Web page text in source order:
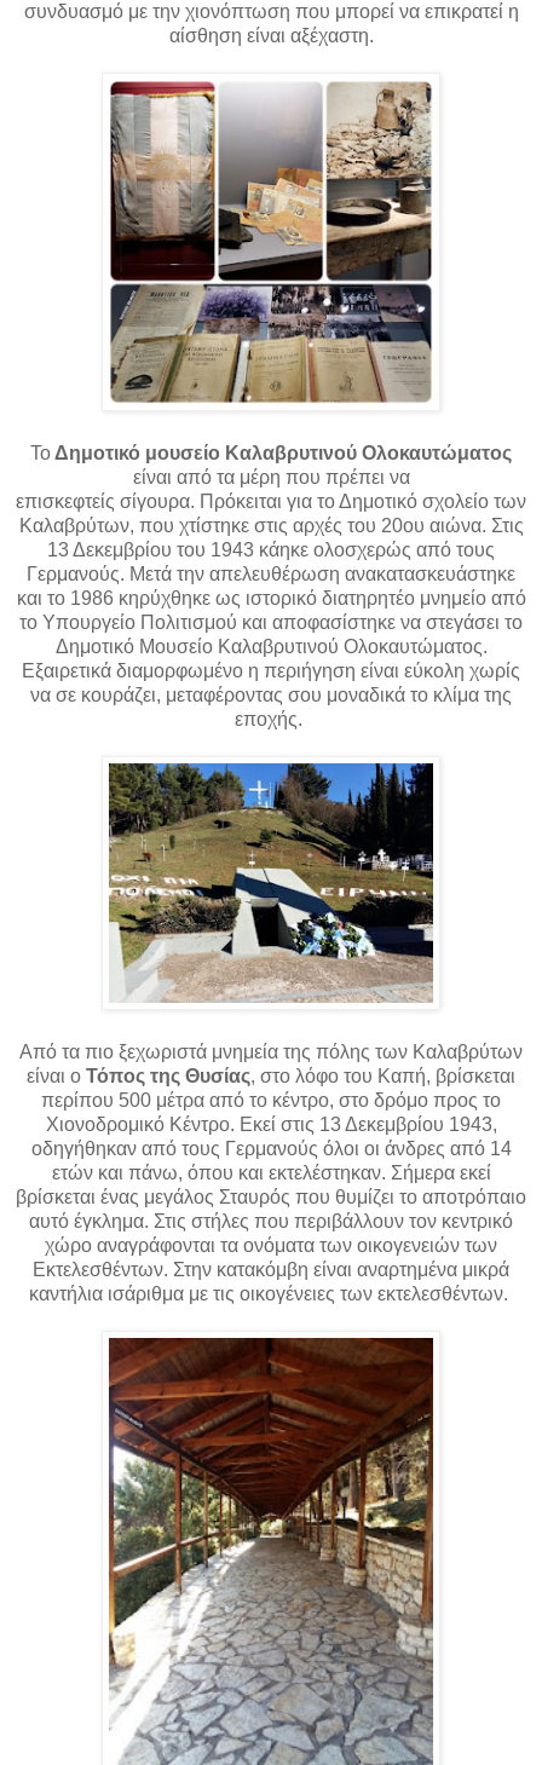
συνδυασμό με την χιονόπτωση που μπορεί να επικρατεί η
αίσθηση είναι αξέχαστη.
ΤοΔημοτικό μουσείο Καλαβρυτινού Ολοκαυτώματος
είναι από τα μέρη που πρέπει να
επισκεφτείς σίγουρα. Πρόκειται για το Δημοτικό σχολείο των
Καλαβρύτων, που χτίστηκε στις αρχές του 20ου αιώνα. Στις
13 Δεκεμβρίου του 1943 κάηκε ολοσχερώς από τους
Γερμανούς. Μετά την απελευθέρωση ανακατασκευάστηκε
και το 1986 κηρύχθηκε ως ιστορικό διατηρητέο μνημείο από
το Υπουργείο Πολιτισμού και αποφασίστηκε να στεγάσει το
Δημοτικό Μουσείο Καλαβρυτινού Ολοκαυτώματος.
Εξαιρετικά διαμορφωμένο η περιήγηση είναι εύκολη χωρίς
να σε κουράζει, μεταφέροντας σου μοναδικά το κλίμα της
εποχής.
Από τα πιο ξεχωριστά μνημεία της πόλης των Καλαβρύτων
είναι ο Τόπος της Θυσίας, στο λόφο του Καπή, βρίσκεται
περίπου 500 μέτρα από το κέντρο, στο δρόμο προς το
Χιονοδρομικό Κέντρο. Εκεί στις 13 Δεκεμβρίου 1943,
οδηγήθηκαν από τους Γερμανούς όλοι οι άνδρες από 14
ετών και πάνω, όπου και εκτελέστηκαν. Σήμερα εκεί
βρίσκεται ένας μεγάλος Σταυρός που θυμίζει το αποτρόπαιο
αυτό έγκλημα. Στις στήλες που περιβάλλουν τον κεντρικό
χώρο αναγράφονται τα ονόματα των οικογενειών των
Εκτελεσθέντων. Στην κατακόμβη είναι αναρτημένα μικρά
καντήλια ισάριθμα με τις οικογένειες των εκτελεσθέντων.